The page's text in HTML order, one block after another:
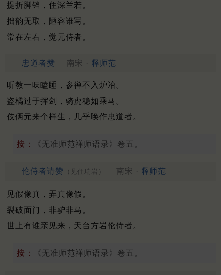
提折脚铛，住深兰若。
拙韵无取，陋容谁写。
常在左右，觉元侍者。
忠道者赞 南宋 · 释师范
听教一味瞌睡，参禅不入炉冶。
盗橘过于挥剑，骑虎稳如乘马。
伎俩元来个样生，几乎唤作忠道者。
按： 《无准师范禅师语录》卷五。
伦侍者请赞 （见住瑞岩） 南宋 · 释师范
见假像真，弄真像假。
裂破面门，非驴非马。
世上有谁亲见来，天台方岩伦侍者。
按： 《无准师范禅师语录》卷五。